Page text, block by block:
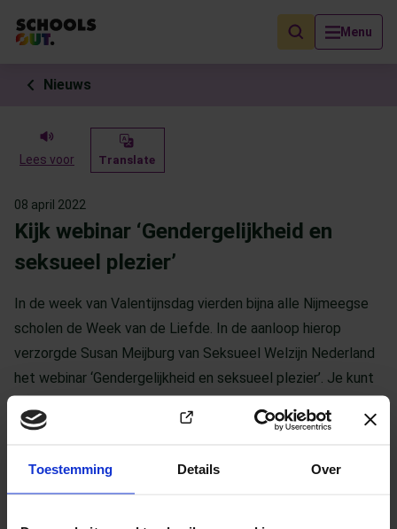
(Opent in
Toestemming Details Over
Menu
Als de resultaten voor automatisch aanvullen beschikbaar zijn,
Nieuws
Lees voor Translate
08 april 2022
Kijk webinar ‘Gendergelijkheid en
seksueel plezier’
In de week van Valentijnsdag vierden bijna alle Nijmeegse
scholen de Week van de Liefde. In de aanloop hierop
verzorgde Susan Meijburg van Seksueel Welzijn Nederland
het webinar ‘Gendergelijkheid en seksueel plezier’. Je kunt
over het belang van positieve seksuele vorming. Ook krijg je
in de klas bespreekbaar te maken.